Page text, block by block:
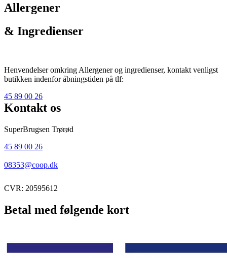
Allergener
& Ingredienser
Henvendelser omkring Allergener og ingredienser, kontakt venligst
butikken indenfor åbningstiden på tlf:
45 89 00 26
Kontakt os
SuperBrugsen Trørød
45 89 00 26
08353@coop.dk
CVR: 20595612
Betal med følgende kort